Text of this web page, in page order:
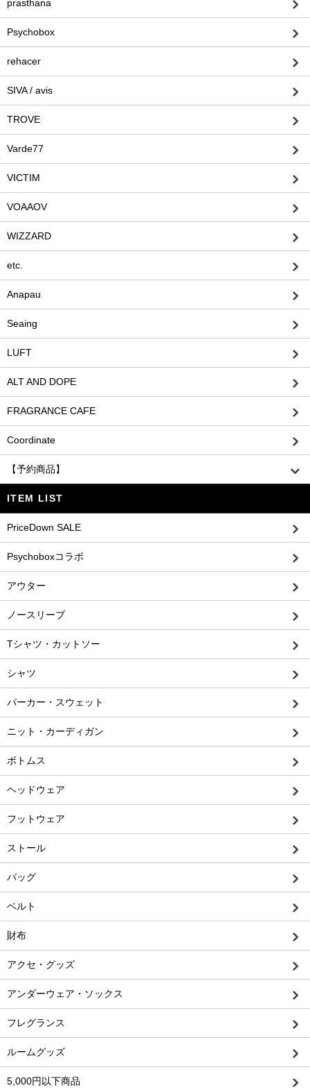
prasthana
Psychobox
rehacer
SIVA / avis
TROVE
Varde77
VICTIM
VOAAOV
WIZZARD
etc.
Anapau
Seaing
LUFT
ALT AND DOPE
FRAGRANCE CAFE
Coordinate
【予約商品】
ITEM LIST
PriceDown SALE
Psychoboxコラボ
アウター
ノースリーブ
Tシャツ・カットソー
シャツ
パーカー・スウェット
ニット・カーディガン
ボトムス
ヘッドウェア
フットウェア
ストール
バッグ
ベルト
財布
アクセ・グッズ
アンダーウェア・ソックス
フレグランス
ルームグッズ
5,000円以下商品